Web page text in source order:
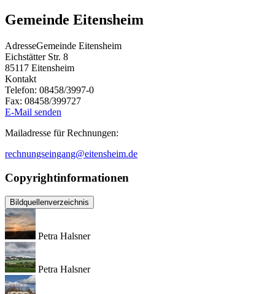
Gemeinde Eitensheim
AdresseGemeinde Eitensheim
Eichstätter Str. 8
85117 Eitensheim
Kontakt
Telefon: 08458/3997-0
Fax: 08458/399727
E-Mail senden
Mailadresse für Rechnungen:
rechnungseingang@eitensheim.de
Copyrightinformationen
Bildquellenverzeichnis
Petra Halsner
Petra Halsner